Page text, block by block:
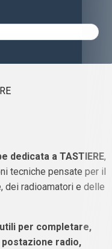
dedicata a TASTIERE,
tecniche pensate per il
dei radioamatori e delle
per completare,
radio,